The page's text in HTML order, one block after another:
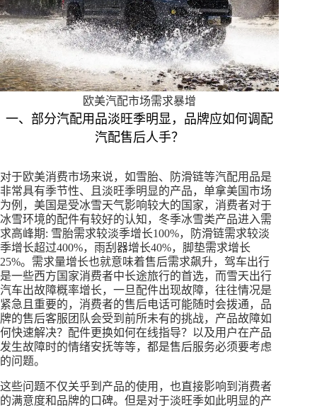
欧美汽配市场需求暴增
一、部分汽配用品淡旺季明显，品牌应如何调配
汽配售后人手？
对于欧美消费市场来说，如雪胎、防滑链等汽配用品是
非常具有季节性、且淡旺季明显的产品，单拿美国市场
为例，美国是受冰雪天气影响较大的国家，消费者对于
冰雪环境的配件有较好的认知，冬季冰雪类产品进入需
求高峰期: 雪胎需求较淡季增长100%，防滑链需求较淡
季增长超过400%，雨刮器增长40%，脚垫需求增长
25%。需求量增长也就意味着售后需求飙升，驾车出行
是一些西方国家消费者中长途旅行的首选，而雪天出行
汽车出故障概率增长，一旦配件出现故障，往往情况是
紧急且重要的，消费者的售后电话可能随时会拨通，品
牌的售后客服团队会受到前所未有的挑战，产品故障如
何快速解决？配件更换如何在线指导？以及用户在产品
发生故障时的情绪安抚等等，都是售后服务必须要考虑
的问题。
这些问题不仅关乎到产品的使用，也直接影响到消费者
的满意度和品牌的口碑。但是对于淡旺季如此明显的产